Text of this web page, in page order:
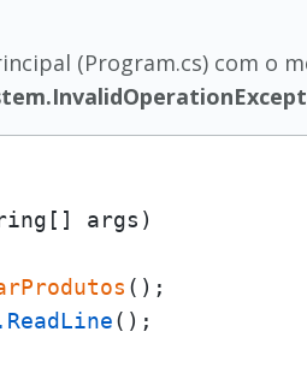
(Program.cs) com o
args)
();
.ReadLine();